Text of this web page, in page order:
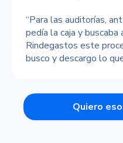
“Para las auditorías,
pedía la caja y
Rindegastos este
busco y descargo lo
Quiero